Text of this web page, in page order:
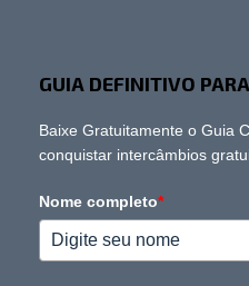
GUIA DEFINITIVO
Baixe Gratuitamente o Guia
conquistar intercâmbios
Nome completo*